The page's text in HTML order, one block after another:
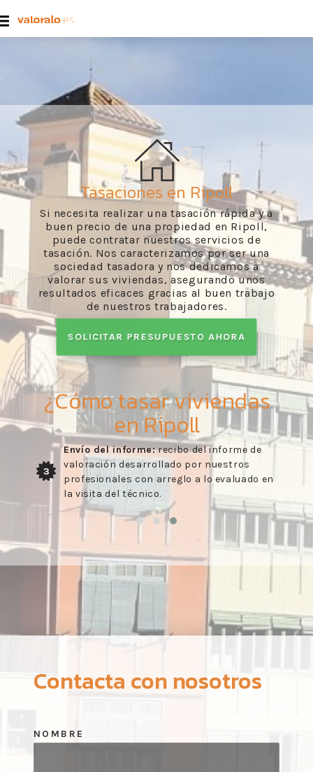
Tasaciones en Ripoll
Si necesita realizar una tasación rápida y a
buen precio de una propiedad en Ripoll,
puede contratar nuestros servicios de
tasación. Nos caracterizamos por ser una
sociedad tasadora y nos dedicamos a
valorar sus viviendas, asegurando unos
resultados eficaces gracias al buen trabajo
de nuestros trabajadores.
SOLICITAR PRESUPUESTO AHORA
¿Cómo tasar viviendas
en Ripoll
3
Envío del informe:recibo del informe de
valoración desarrollado por nuestros
profesionales con arreglo a lo evaluado en
la visita del técnico.
Contacta con nosotros
NOMBRE